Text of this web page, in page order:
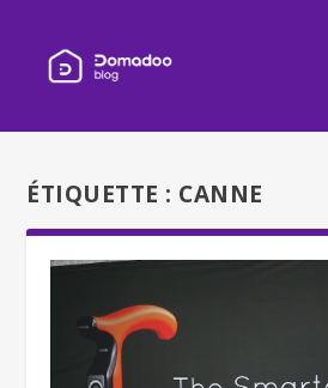
ÉTIQUETTE : CANNE